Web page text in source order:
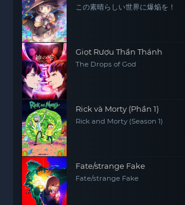
この素晴らしい世界に爆焔を！
Giọt Rượu Thần Thánh
The Drops of God
Rick và Morty (Phần 1)
Rick and Morty (Season 1)
Fate/strange Fake
Fate/strange Fake